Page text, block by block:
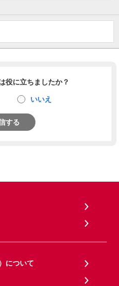
役に立ちましたか？
いいえ
する
について